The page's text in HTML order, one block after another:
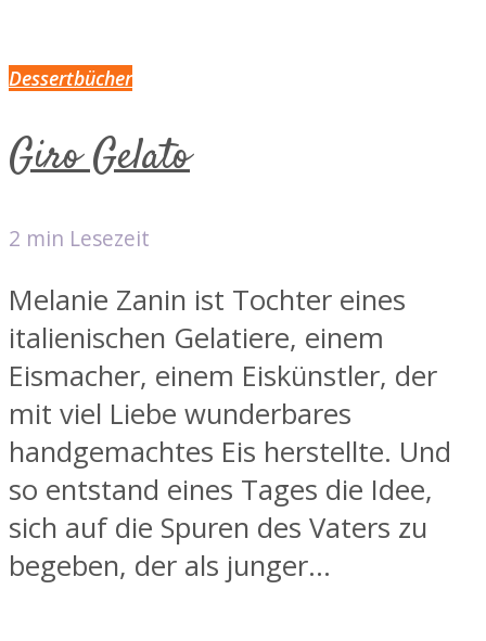
Dessertbücher
Giro Gelato
2 min Lesezeit
Melanie Zanin ist Tochter eines
italienischen Gelatiere, einem
Eismacher, einem Eiskünstler, der
mit viel Liebe wunderbares
handgemachtes Eis herstellte. Und
so entstand eines Tages die Idee,
sich auf die Spuren des Vaters zu
begeben, der als junger...